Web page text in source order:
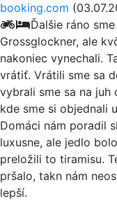
booking.com
Ďalšie ráno
Grossglockner, ale
nakoniec vynechali.
vrátiť. Vrátili sme sa
vybrali sme sa na juh
kde sme si objednali
Domáci nám poradil
luxusne, ale jedlo
preložili to tiramisu.
pršalo, takn nám
lepší.